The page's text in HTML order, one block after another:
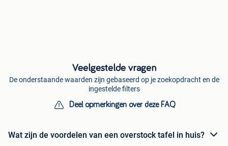
Veelgestelde vragen
De onderstaande waarden zijn gebaseerd op je zoekopdracht en de
ingestelde filters
Deel opmerkingen over deze FAQ
Wat zijn de voordelen van een overstock tafel in huis?